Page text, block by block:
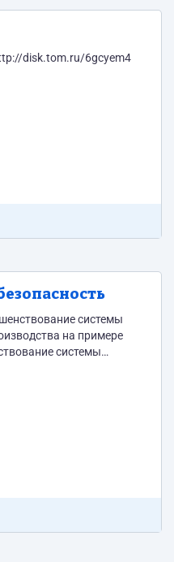
disk.tom.ru/6gcyem4
системы
на примере
системы